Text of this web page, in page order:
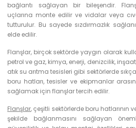
bağlantı sağlayan bir bileşendir.
uçlarına monte edilir ve vidalar veya
tutturulur. Bu sayede sızdırmazlık
elde edilir.
Flanşlar, birçok sektörde yaygın olarak
petrol ve gaz, kimya, enerji, denizcilik,
atık su arıtma tesisleri gibi sektörlerde sıkça
boru hatları, tesisler ve ekipmanlar
sağlamak için flanşlar tercih edilir.
Flanşlar, çeşitli sektörlerde boru hatlarının
şekilde bağlanmasını sağlayan